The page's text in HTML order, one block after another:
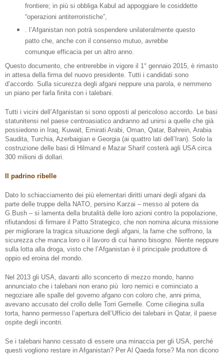
frontiere; in più si obbliga Kabul ad appoggiare le cosiddette
“operazioni antiterroristiche”,
. l’Afganistan non potrà sospendere unilateralmente questo
patto che, anche con il consenso mutuo, avrebbe
comunque efficacia per un altro anno.
Questo documento, che entrerebbe in vigore il 1° gennaio 2015, è rimasto
in attesa della firma del nuovo presidente. Tutti i candidati sono
d’accordo. Sulla sicurezza degli afgani neppure una parola, e nemmeno
un piano per farla finita con i talebani.
Tutti i vicini dell’Afganistan si sono opposti al pericoloso accordo. Le basi
statunitensi nel paese centroasiatico andranno ad unirsi a quelle che già
possiedono in Iraq, Kuwait, Emirati Arabi, Oman, Qatar, Bahrein, Arabia
Saudita, Turchia, Azerbaigian e Georgia (ai quattro lati dell’Iran). Solo la
costruzione delle basi di Hilmand e Mazar Sharif costerà agli USA circa
300 milioni di dollari.
Il padrino ribelle
Dato lo schiacciamento dei più elementari diritti umani degli afgani da
parte delle truppe della NATO, persino Karzai – messo al potere da
G.Bush – si lamenta della brutalità delle loro azioni contro la popolazione,
rifiutandosi di firmare il Patto Strategico, che non nomina alcuna missione
per migliorare la tragica situazione degli afgani, la fame che soffrono, la
sicurezza che manca loro o il lavoro di cui hanno bisogno. Niente neppure
sulla lotta alla droga, visto che l’Afganistan è il principale produttore di
oppio ed eroina del mondo.
Nel 2013 gli USA, davanti allo sconcerto di mezzo mondo, hanno
annunciato che i talebani non erano più
loro nemici e cominciato a
negoziare alle spalle del governo afgano con coloro che, anni prima,
avevano accusato del crollo delle Torri Gemelle. Come ciliegina sulla
torta, hanno permesso l’apertura dell’Ufficio dei talebani in Qatar, il paese
ospite degli incontri.
Se i talebani hanno cessato di essere una minaccia per gli USA, perché
questi vogliono restare in Afganistan? Per Al Qaeda forse? Ma non dicono